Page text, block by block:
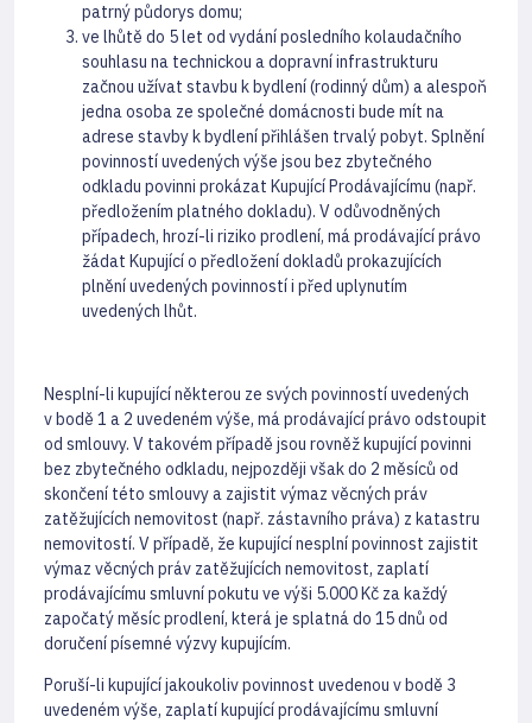
patrný půdorys domu;
ve lhůtě do 5 let od vydání posledního kolaudačního
souhlasu na technickou a dopravní infrastrukturu
začnou užívat stavbu k bydlení (rodinný dům) a alespoň
jedna osoba ze společné domácnosti bude mít na
adrese stavby k bydlení přihlášen trvalý pobyt. Splnění
povinností uvedených výše jsou bez zbytečného
odkladu povinni prokázat Kupující Prodávajícímu (např.
předložením platného dokladu). V odůvodněných
případech, hrozí-li riziko prodlení, má prodávající právo
žádat Kupující o předložení dokladů prokazujících
plnění uvedených povinností i před uplynutím
uvedených lhůt.
Nesplní-li kupující některou ze svých povinností uvedených
v bodě 1 a 2 uvedeném výše, má prodávající právo odstoupit
od smlouvy. V takovém případě jsou rovněž kupující povinni
bez zbytečného odkladu, nejpozději však do 2 měsíců od
skončení této smlouvy a zajistit výmaz věcných práv
zatěžujících nemovitost (např. zástavního práva) z katastru
nemovitostí. V případě, že kupující nesplní povinnost zajistit
výmaz věcných práv zatěžujících nemovitost, zaplatí
prodávajícímu smluvní pokutu ve výši 5.000 Kč za každý
započatý měsíc prodlení, která je splatná do 15 dnů od
doručení písemné výzvy kupujícím.
Poruší-li kupující jakoukoliv povinnost uvedenou v bodě 3
uvedeném výše, zaplatí kupující prodávajícímu smluvní